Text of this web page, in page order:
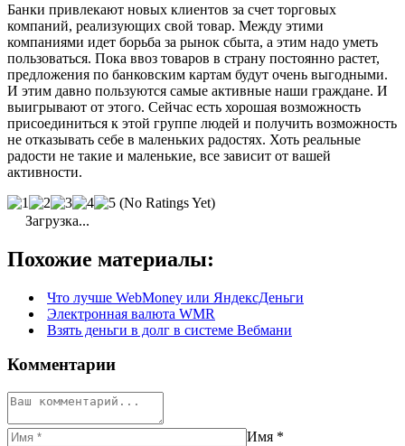
Банки привлекают новых клиентов за счет торговых
компаний, реализующих свой товар. Между этими
компаниями идет борьба за рынок сбыта, а этим надо уметь
пользоваться. Пока ввоз товаров в страну постоянно растет,
предложения по банковским картам будут очень выгодными.
И этим давно пользуются самые активные наши граждане. И
выигрывают от этого. Сейчас есть хорошая возможность
присоединиться к этой группе людей и получить возможность
не отказывать себе в маленьких радостях. Хоть реальные
радости не такие и маленькие, все зависит от вашей
активности.
(No Ratings Yet)
Загрузка...
Похожие материалы:
Что лучше WebMoney или ЯндексДеньги
Электронная валюта WMR
Взять деньги в долг в системе Вебмани
Комментарии
Имя *